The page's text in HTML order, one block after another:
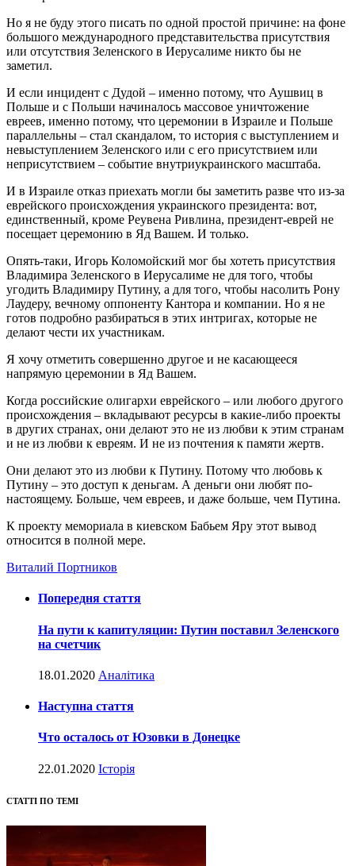
Но я не буду этого писать по одной простой причине: на фоне
большого международного представительства присутствия
или отсутствия Зеленского в Иерусалиме никто бы не
заметил.
И если инцидент с Дудой – именно потому, что Аушвиц в
Польше и с Польши начиналось массовое уничтожение
евреев, именно потому, что церемонии в Израиле и Польше
параллельны – стал скандалом, то история с выступлением и
невыступлением Зеленского или с его присутствием или
неприсутствием – событие внутриукраинского масштаба.
И в Израиле отказ приехать могли бы заметить разве что из-за
еврейского происхождения украинского президента: вот,
единственный, кроме Реувена Ривлина, президент-еврей не
посещает церемонию в Яд Вашем. И только.
Опять-таки, Игорь Коломойский мог бы хотеть присутствия
Владимира Зеленского в Иерусалиме не для того, чтобы
угодить Владимиру Путину, а для того, чтобы насолить Рону
Лаудеру, вечному оппоненту Кантора и компании. Но я не
готов подробно разбираться в этих интригах, которые не
делают чести их участникам.
Я хочу отметить совершенно другое и не касающееся
напрямую церемонии в Яд Вашем.
Когда российские олигархи еврейского – или любого другого
происхождения – вкладывают ресурсы в какие-либо проекты
в других странах, они делают это не из любви к этим странам
и не из любви к евреям. И не из почтения к памяти жертв.
Они делают это из любви к Путину. Потому что любовь к
Путину – это доступ к деньгам. А деньги они любят по-
настоящему. Больше, чем евреев, и даже больше, чем Путина.
К проекту мемориала в киевском Бабьем Яру этот вывод
относится в полной мере.
Виталий Портников
Попередня стаття
На пути к капитуляции: Путин поставил Зеленского
на счетчик
18.01.2020 Аналітика
Наступна стаття
Что осталось от Юзовки в Донецке
22.01.2020 Історія
СТАТТІ ПО ТЕМІ